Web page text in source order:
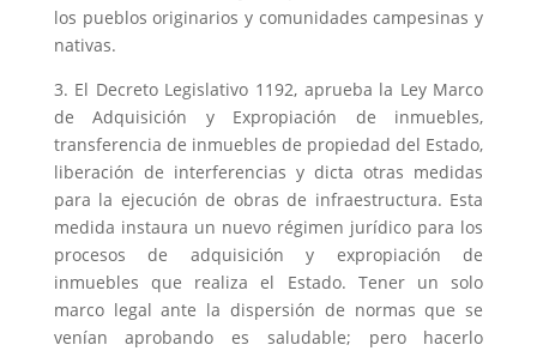
los pueblos originarios y comunidades campesinas y
nativas.
3. El Decreto Legislativo 1192, aprueba la Ley Marco
de Adquisición y Expropiación de inmuebles,
transferencia de inmuebles de propiedad del Estado,
liberación de interferencias y dicta otras medidas
para la ejecución de obras de infraestructura. Esta
medida instaura un nuevo régimen jurídico para los
procesos de adquisición y expropiación de
inmuebles que realiza el Estado. Tener un solo
marco legal ante la dispersión de normas que se
venían aprobando es saludable; pero hacerlo